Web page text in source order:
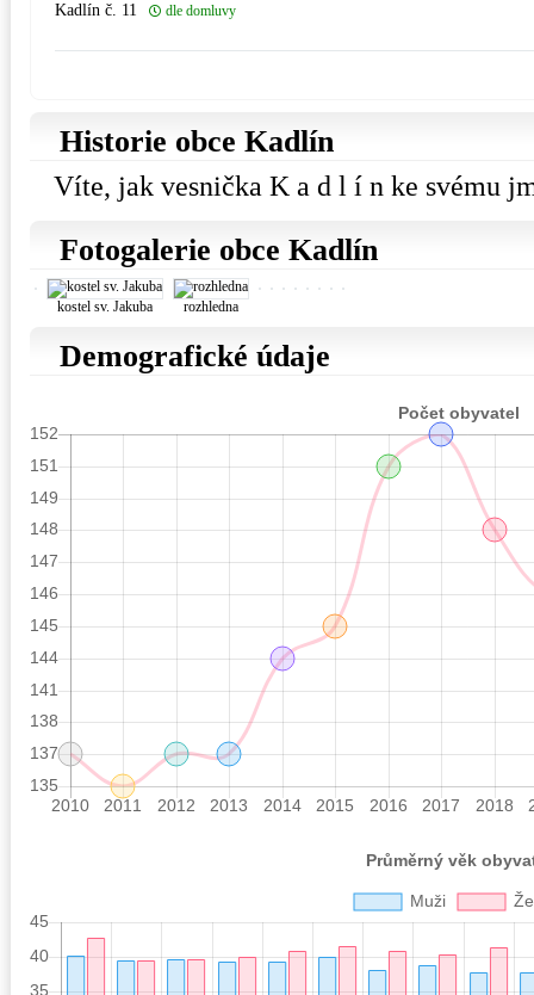
Kadlín č. 11 dle domluvy
Historie obce Kadlín
Víte, jak vesnička K a d l í n ke svému
Fotogalerie obce Kadlín
kostel sv. Jakuba rozhledna
Demografické údaje